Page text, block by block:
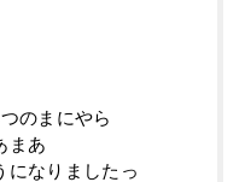
のまにやら
まあ
になりましたっ